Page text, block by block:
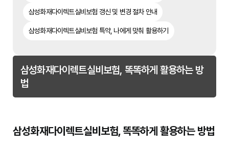
삼성화재다이렉트실비보험 갱신 및 변경 절차 안내
삼성화재다이렉트실비보험 특약, 나에게 맞춰 활용하기
삼성화재다이렉트실비보험, 똑똑하게 활용하는 방
법
삼성화재다이렉트실비보험, 똑똑하게 활용하는 방법